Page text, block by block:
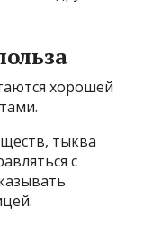
хорошей
тыква
с